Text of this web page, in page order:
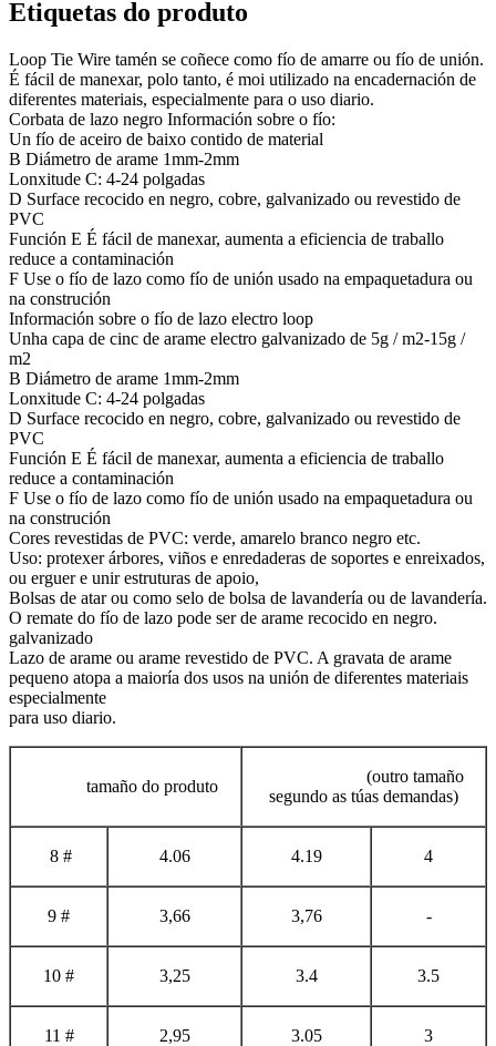
Etiquetas do produto
Loop Tie Wire tamén se coñece como fío de amarre ou fío de unión.
É fácil de manexar, polo tanto, é moi utilizado na encadernación de
diferentes materiais, especialmente para o uso diario.
Corbata de lazo negro Información sobre o fío:
Un fío de aceiro de baixo contido de material
B Diámetro de arame 1mm-2mm
Lonxitude C: 4-24 polgadas
D Surface recocido en negro, cobre, galvanizado ou revestido de
PVC
Función E É fácil de manexar, aumenta a eficiencia de traballo
reduce a contaminación
F Use o fío de lazo como fío de unión usado na empaquetadura ou
na construción
Información sobre o fío de lazo electro loop
Unha capa de cinc de arame electro galvanizado de 5g / m2-15g /
m2
B Diámetro de arame 1mm-2mm
Lonxitude C: 4-24 polgadas
D Surface recocido en negro, cobre, galvanizado ou revestido de
PVC
Función E É fácil de manexar, aumenta a eficiencia de traballo
reduce a contaminación
F Use o fío de lazo como fío de unión usado na empaquetadura ou
na construción
Cores revestidas de PVC: verde, amarelo branco negro etc.
Uso: protexer árbores, viños e enredaderas de soportes e enreixados,
ou erguer e unir estruturas de apoio,
Bolsas de atar ou como selo de bolsa de lavandería ou de lavandería.
O remate do fío de lazo pode ser de arame recocido en negro.
galvanizado
Lazo de arame ou arame revestido de PVC. A gravata de arame
pequeno atopa a maioría dos usos na unión de diferentes materiais
especialmente
para uso diario.
tamaño do produto
(outro tamaño
segundo as túas demandas)
8 # 4.06 4.19 4
9 # 3,66 3,76 -
10 # 3,25 3.4 3.5
11 # 2,95 3.05 3